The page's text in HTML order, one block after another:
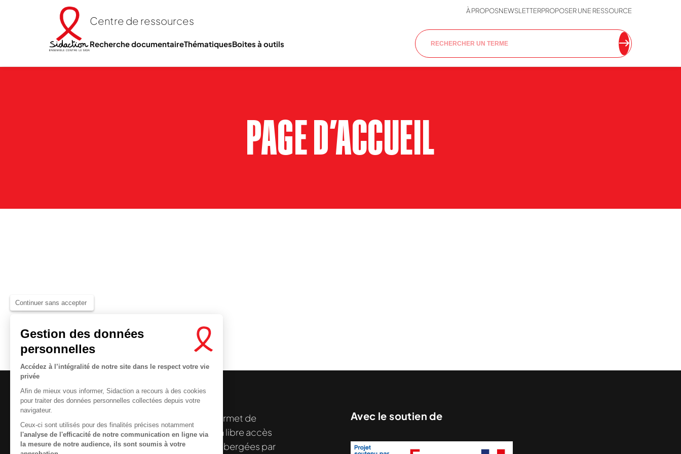
Continuer sans accepter
Gestion des données
personnelles
Accédez à l’intégralité de notre site dans le respect votre vie
privée
Afin de mieux vous informer, Sidaction a recours à des cookies
pour traiter des données personnelles collectées depuis votre
navigateur.
Ceux-ci sont utilisés pour des finalités précises notamment
l'analyse de l'efficacité de notre communication en ligne via
la mesure de notre audience, ils sont soumis à votre
Centre de ressources
À PROPOSNEWSLETTERPROPOSER UNE RESSOURCE
Recherche documentaireThématiquesBoites à outils
PAGE D’ACCUEIL
permet de
disposer de ressources francophones en libre accès
et gratuites sur leVIH/sida. À l’origine, hébergées par
Avec le soutien de